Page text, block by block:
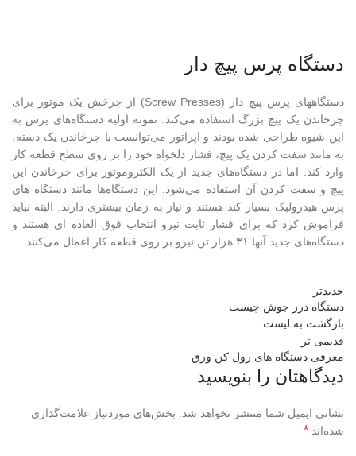
دستگاه پرس پیچ دار
دستگاههای پرس پیچ دار (Screw Presses) از چرخش یک موتور برای
چرخاندن یک پیچ بزرگ استفاده می‌کند. نمونه اولیه دستگاه‌های پرس به
این شیوه طراحی شده بودند و اپراتور می‌توانست با چرخاندن یک دسته،
به مانند سفت کردن یک پیچ، فشار دلخواه خود را بر روی سطح قطعه کار
وارد کند. اما در دستگاه‌های جدید از یک الکتروموتور برای چرخاندن این
پیچ و سفت کردن آن استفاده می‌شود. این دستگاه‌ها مانند دستگاه های
پرس هیدرولیک بسیار کند هستند و نیاز به زمان بیشتری دارند. البته نباید
فراموش کرد که برای فشار ثابت نیرو انتخاب فوق العاده ای هستند و
دستگاه‌های جدید آنها ۳۱ هزار تن نیرو بر روی قطعه کار اعمال می‌کنند.
جدیدتر
دستگاه درز جوش چیست
بازگشت به لیست
قدیمی تر
معرفی دستگاه های رول کن ورق
دیدگاهتان را بنویسید
نشانی ایمیل شما منتشر نخواهد شد.
بخش‌های موردنیاز علامت‌گذاری
شده‌اند *